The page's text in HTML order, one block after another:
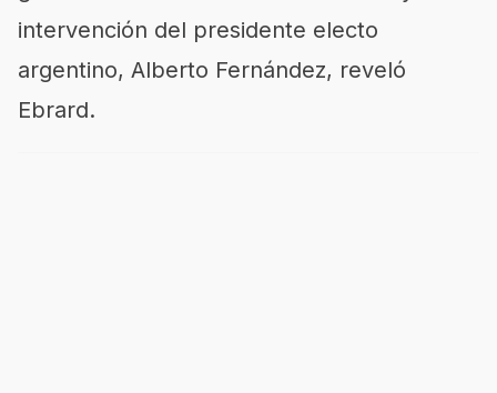
intervención del presidente electo
argentino, Alberto Fernández, reveló
Ebrard.